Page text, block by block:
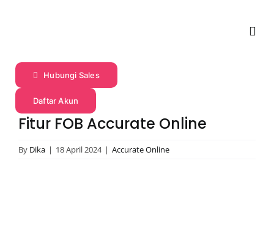
Produk
Hubungi Sales
Daftar Akun
Fitur FOB Accurate Online
By Dika | 18 April 2024 | Accurate Online